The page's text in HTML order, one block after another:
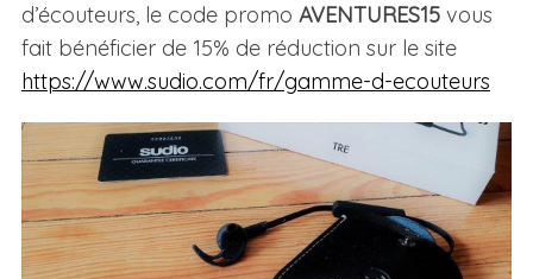
d’écouteurs, le code promo AVENTURES15 vous
fait bénéficier de 15% de réduction sur le site
https://www.sudio.com/fr/gamme-d-ecouteurs